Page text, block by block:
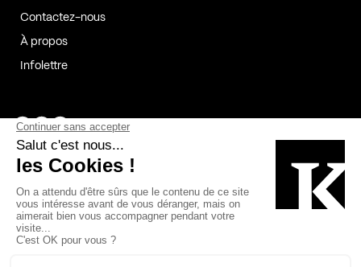
Contactez-nous
À propos
Infolettre
Page Facebook de Kollectif
Page Instagram de Kollectif
Page Linkedin de Kollectif
Bâtiment-Durable-Québec-1
Esquisses-1